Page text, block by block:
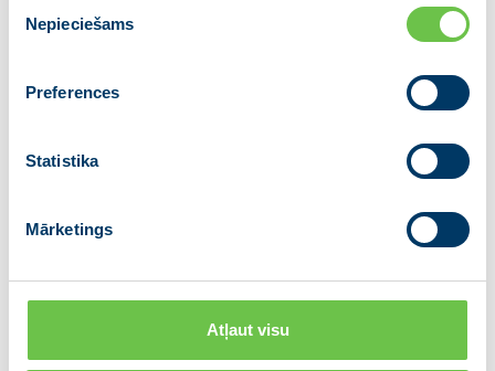
izvēle
Nepieciešams
Preferences
Statistika
Mārketings
Atļaut visu